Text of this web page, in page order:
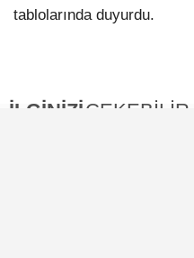
tablolarında duyurdu.
İLGİNİZİÇEKEBİLİR